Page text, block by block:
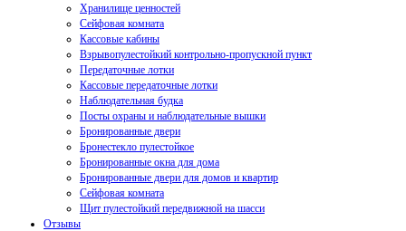
Хранилище ценностей
Сейфовая комната
Кассовые кабины
Взрывопулестойкий контрольно-пропускной пункт
Передаточные лотки
Кассовые передаточные лотки
Наблюдательная будка
Посты охраны и наблюдательные вышки
Бронированные двери
Бронестекло пулестойкое
Бронированные окна для дома
Бронированные двери для домов и квартир
Сейфовая комната
Щит пулестойкий передвижной на шасси
Отзывы